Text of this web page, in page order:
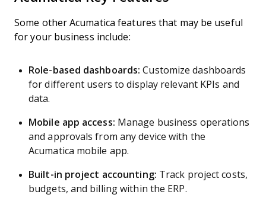
Some other Acumatica features that may be useful
for your business include:
Role-based dashboards: Customize dashboards
for different users to display relevant KPIs and
data.
Mobile app access: Manage business operations
and approvals from any device with the
Acumatica mobile app.
Built-in project accounting: Track project costs,
budgets, and billing within the ERP.